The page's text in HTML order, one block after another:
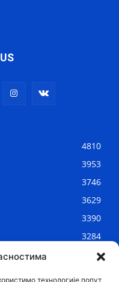
технологије попут
4810
3953
3746
3629
3390
3284
2906